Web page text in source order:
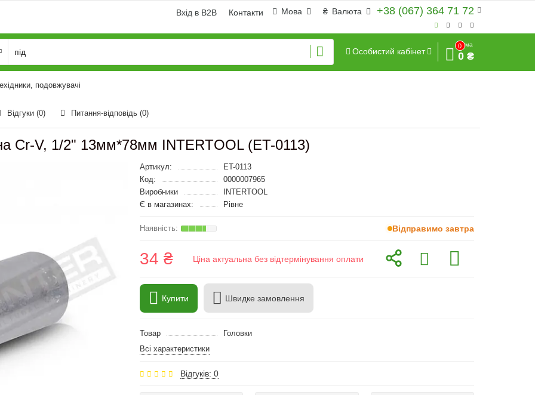
+38 (067) 364 71 72
₴ Валюта
Мова
Вхід в B2B Контакти
Особистий кабінет
0
Сума
0 ₴
подовжувачі
Відгуки (0) Питання-відповідь (0)
Cr-V, 1/2" 13мм*78мм INTERTOOL (ET-0113)
Артикул:
ET-0113
Код:
0000007965
Виробники
INTERTOOL
Є в магазинах:
Рівне
Відправимо завтра
34 ₴ Ціна актуальна без відтермінування оплати
Купити Швидке замовлення
Товар
Головки
Всі характеристики
Відгуків: 0